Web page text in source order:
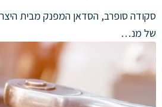
סקודה סופרב, הסדאן המפנק מבית
של מנ…